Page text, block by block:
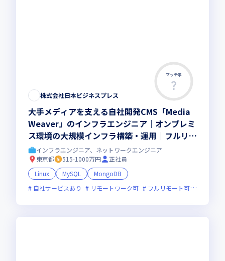
マッチ率
株式会社日本ビジネスプレス
大手メディアを支える自社開発CMS「Media
Weaver」のインフラエンジニア｜オンプレミ
ス環境の大規模インフラ構築・運用｜フルリモ
ート・フレックス
インフラエンジニア、ネットワークエンジニア
東京都
515-1000万円
正社員
Linux
MySQL
MongoDB
自社サービスあり
リモートワーク可 フルリモート可